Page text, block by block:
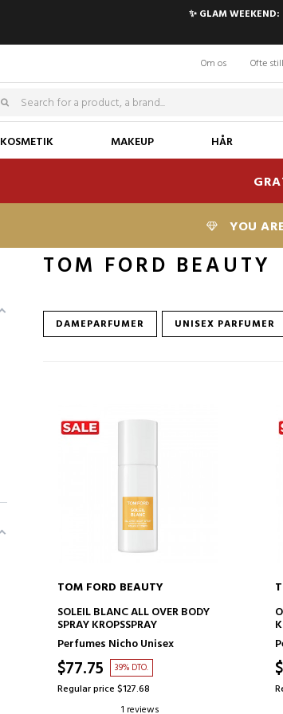
✨ GLAM
Om os Ofte
KOSMETIK MAKEUP HÅR
YOU
TOM FORD BEAUTY
DAMEPARFUMER UNISEX PARFUMER
ADD TO CART
TOM FORD BEAUTY
SOLEIL BLANC ALL OVER BODY
SPRAY KROPSSPRAY
Perfumes Nicho Unisex
$77.75 39% DTO.
Regular price $127.68
1 reviews